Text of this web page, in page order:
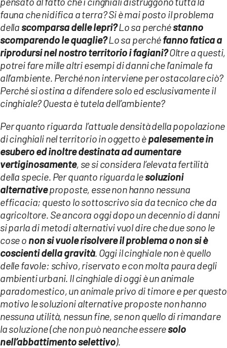
App
ANDROID
APPLE
fauna che nidifica a terra? Si è mai posto il problema
della scomparsa delle lepri?Lo sa perchéstanno
scomparendo le quaglie?Lo sa perchéfanno fatica a
riprodursi nel nostro territorio i fagiani?Oltre a questi,
potrei fare mille altri esempi di danni che l’animale fa
all’ambiente. Perché non interviene per ostacolare ciò?
Perché si ostina a difendere solo ed esclusivamente il
cinghiale? Questa è tutela dell’ambiente?
Per quanto riguarda l’attuale densità della popolazione
di cinghiali nel territorio in oggetto èpalesemente in
esubero ed inoltre destinata ad aumentare
vertiginosamente, se si considera l’elevata fertilità
della specie. Per quanto riguarda lesoluzioni
alternativeproposte, esse non hanno nessuna
efficacia; questo lo sottoscrivo sia da tecnico che da
agricoltore. Se ancora oggi dopo un decennio di danni
si parla di metodi alternativi vuol dire che due sono le
cose o non si vuole risolvere il problema o non si è
coscienti della gravità. Oggi il cinghiale non è quello
delle favole: schivo, riservato e con molta paura degli
ambienti urbani. Il cinghiale di oggi è un animale
paradomestico, un animale privo di timore e per questo
motivo le soluzioni alternative proposte non hanno
nessuna utilità, nessun fine, se non quello di rimandare
la soluzione (che non può neanche esseresolo
nell’abbattimento selettivo).